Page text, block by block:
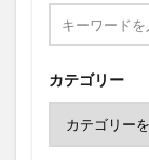
カテゴリー